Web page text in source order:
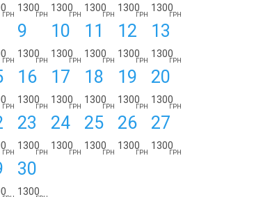
ГРН
1300
ГРН
1300
ГРН
1300
ГРН
1300
ГРН
1300
ГРН
ГРН
9
1300
ГРН
10
1300
ГРН
11
1300
ГРН
12
1300
ГРН
13
1300
ГРН
ГРН
16
1300
ГРН
17
1300
ГРН
18
1300
ГРН
19
1300
ГРН
20
1300
ГРН
ГРН
23
1300
ГРН
24
1300
ГРН
25
1300
ГРН
26
1300
ГРН
27
1300
ГРН
30
1300